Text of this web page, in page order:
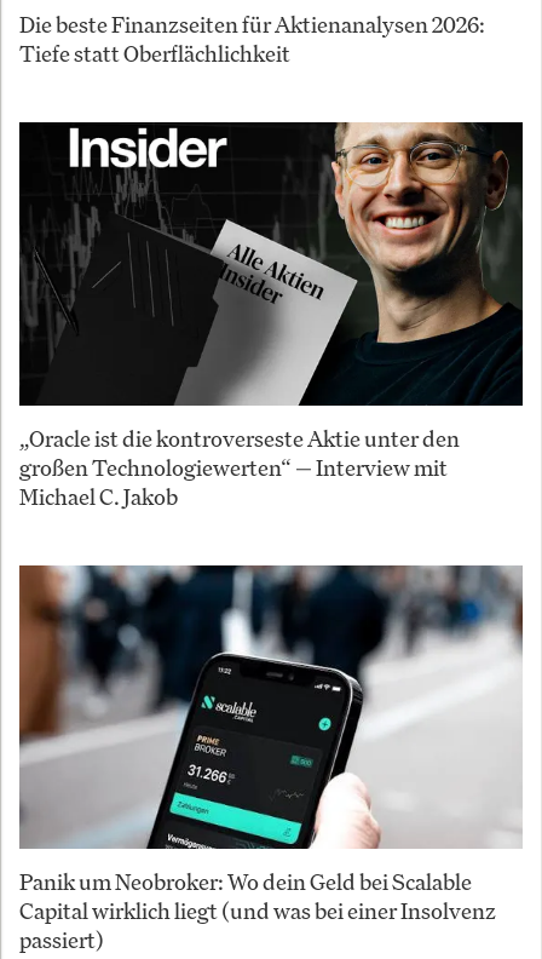
Die beste Finanzseiten für Aktienanalysen 2026:
Tiefe statt Oberflächlichkeit
„Oracle ist die kontroverseste Aktie unter den
großen Technologiewerten“ — Interview mit
Michael C. Jakob
Panik um Neobroker: Wo dein Geld bei Scalable
Capital wirklich liegt (und was bei einer Insolvenz
passiert)